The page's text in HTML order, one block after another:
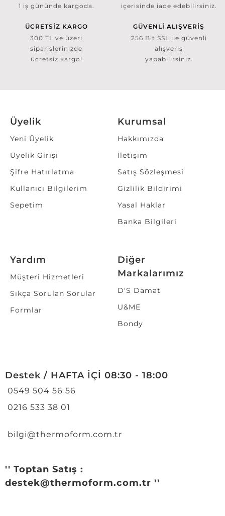
1 iş gününde kargoda.
içerisinde iade edebilirsiniz.
ÜCRETSİZ KARGO
300 TL ve üzeri
siparişlerinizde
ücretsiz kargo!
GÜVENLİ ALIŞVERİŞ
256 Bit SSL ile güvenli
alışveriş
yapabilirsiniz.
Üyelik
Yeni Üyelik
Üyelik Girişi
Şifre Hatırlatma
Kullanıcı Bilgilerim
Sepetim
Kurumsal
Hakkımızda
İletişim
Satış Sözleşmesi
Gizlilik Bildirimi
Yasal Haklar
Banka Bilgileri
Yardım
Müşteri Hizmetleri
Sıkça Sorulan Sorular
Formlar
Diğer
Markalarımız
D'S Damat
U&ME
Bondy
Destek / HAFTA İÇİ 08:30 - 18:00
0549 504 56 56
0216 533 38 01
bilgi@thermoform.com.tr
'' Toptan Satış :
destek@thermoform.com.tr ''